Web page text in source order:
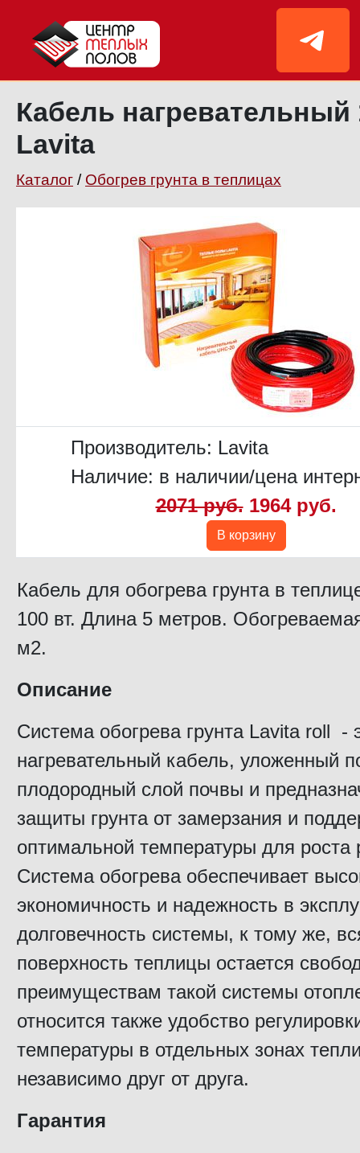
Кабель нагревательный
Lavita
Каталог / Обогрев грунта в теплицах
Производитель: Lavita
Наличие: в наличии/цена
2071 руб. 1964 руб.
В корзину
Кабель для обогрева грунта в
100 вт. Длина 5 метров.
м2.
Описание
Система обогрева грунта Lavita roll -
нагревательный кабель, уложенный
плодородный слой почвы и
защиты грунта от замерзания и
оптимальной температуры для роста
Система обогрева обеспечивает
экономичность и надежность в
долговечность системы, к тому же,
поверхность теплицы остается
преимуществам такой системы
относится также удобство
температуры в отдельных зонах
независимо друг от друга.
Гарантия